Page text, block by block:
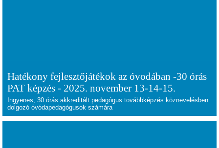
Hatékony fejlesztőjátékok az óvodában -30 órás
PAT képzés - 2025. november 13-14-15.
Ingyenes, 30 órás akkreditált pedagógus továbbképzés köznevelésben
dolgozó óvódapedagógusok számára